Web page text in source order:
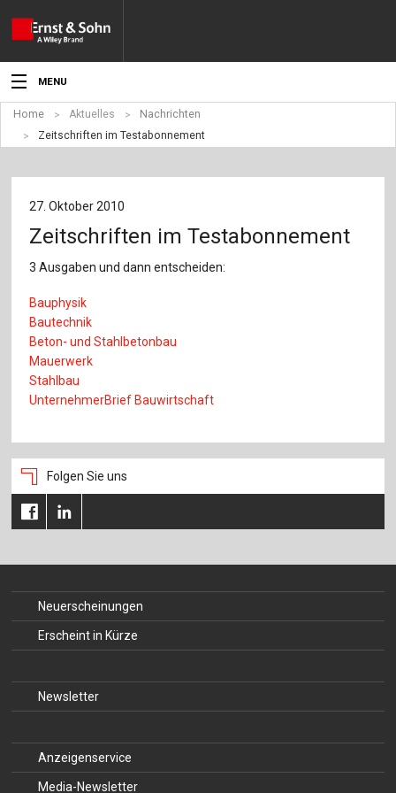
MENU
Aktuelles
Angebote
Fachgebiete
Werben
Service
Für Autor:innen
Verlag
Sprache / Language: DE
Home Aktuelles
Nachrichten
Zeitschriften im Testabonnement
27. Oktober 2010
Zeitschriften im Testabonnement
3 Ausgaben und dann entscheiden:
Bauphysik
Bautechnik
Beton- und Stahlbetonbau
Mauerwerk
Stahlbau
UnternehmerBrief Bauwirtschaft
Folgen Sie uns
Neuerscheinungen
Erscheint in Kürze
Newsletter
Anzeigenservice
Media-Newsletter